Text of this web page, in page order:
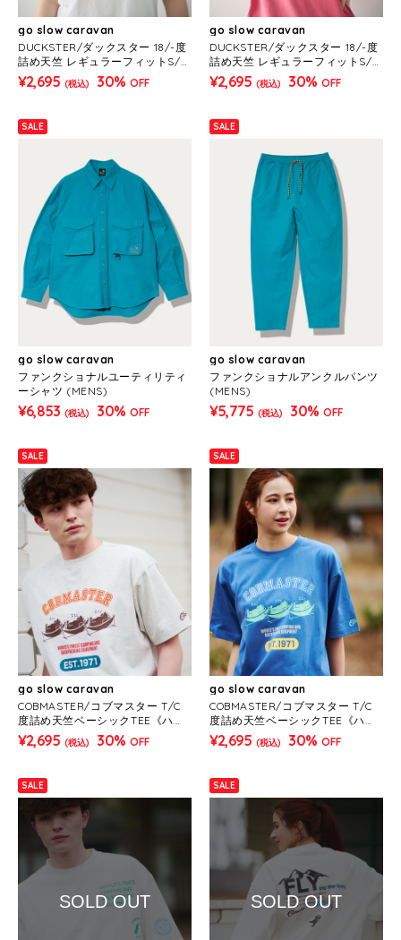
go slow caravan
DUCKSTER/ダックスター 18/-度
詰め天竺 レギュラーフィットS/S
TEE《ロゴ》(MENS)
¥2,695 (税込) 30% OFF
go slow caravan
DUCKSTER/ダックスター 18/-度
詰め天竺 レギュラーフィットS/S
TEE《ロゴ》(MENS)
¥2,695 (税込) 30% OFF
SALE
go slow caravan
ファンクショナルユーティリティ
ーシャツ (MENS)
¥6,853 (税込) 30% OFF
SALE
go slow caravan
ファンクショナルアンクルパンツ
(MENS)
¥5,775 (税込) 30% OFF
SALE
go slow caravan
COBMASTER/コブマスター T/C
度詰め天竺ベーシックTEE《ハン
モックベアー》(MENS)
¥2,695 (税込) 30% OFF
SALE
go slow caravan
COBMASTER/コブマスター T/C
度詰め天竺ベーシックTEE《ハン
モックベアー》(MENS)
¥2,695 (税込) 30% OFF
SALE
SOLD OUT
SALE
SOLD OUT